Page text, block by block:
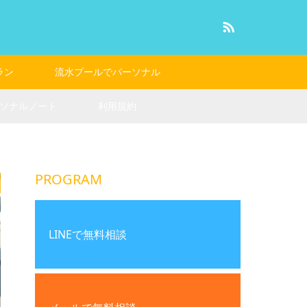
ン 流水プールでパーソナル
PROGRAM
LINEで無料相談